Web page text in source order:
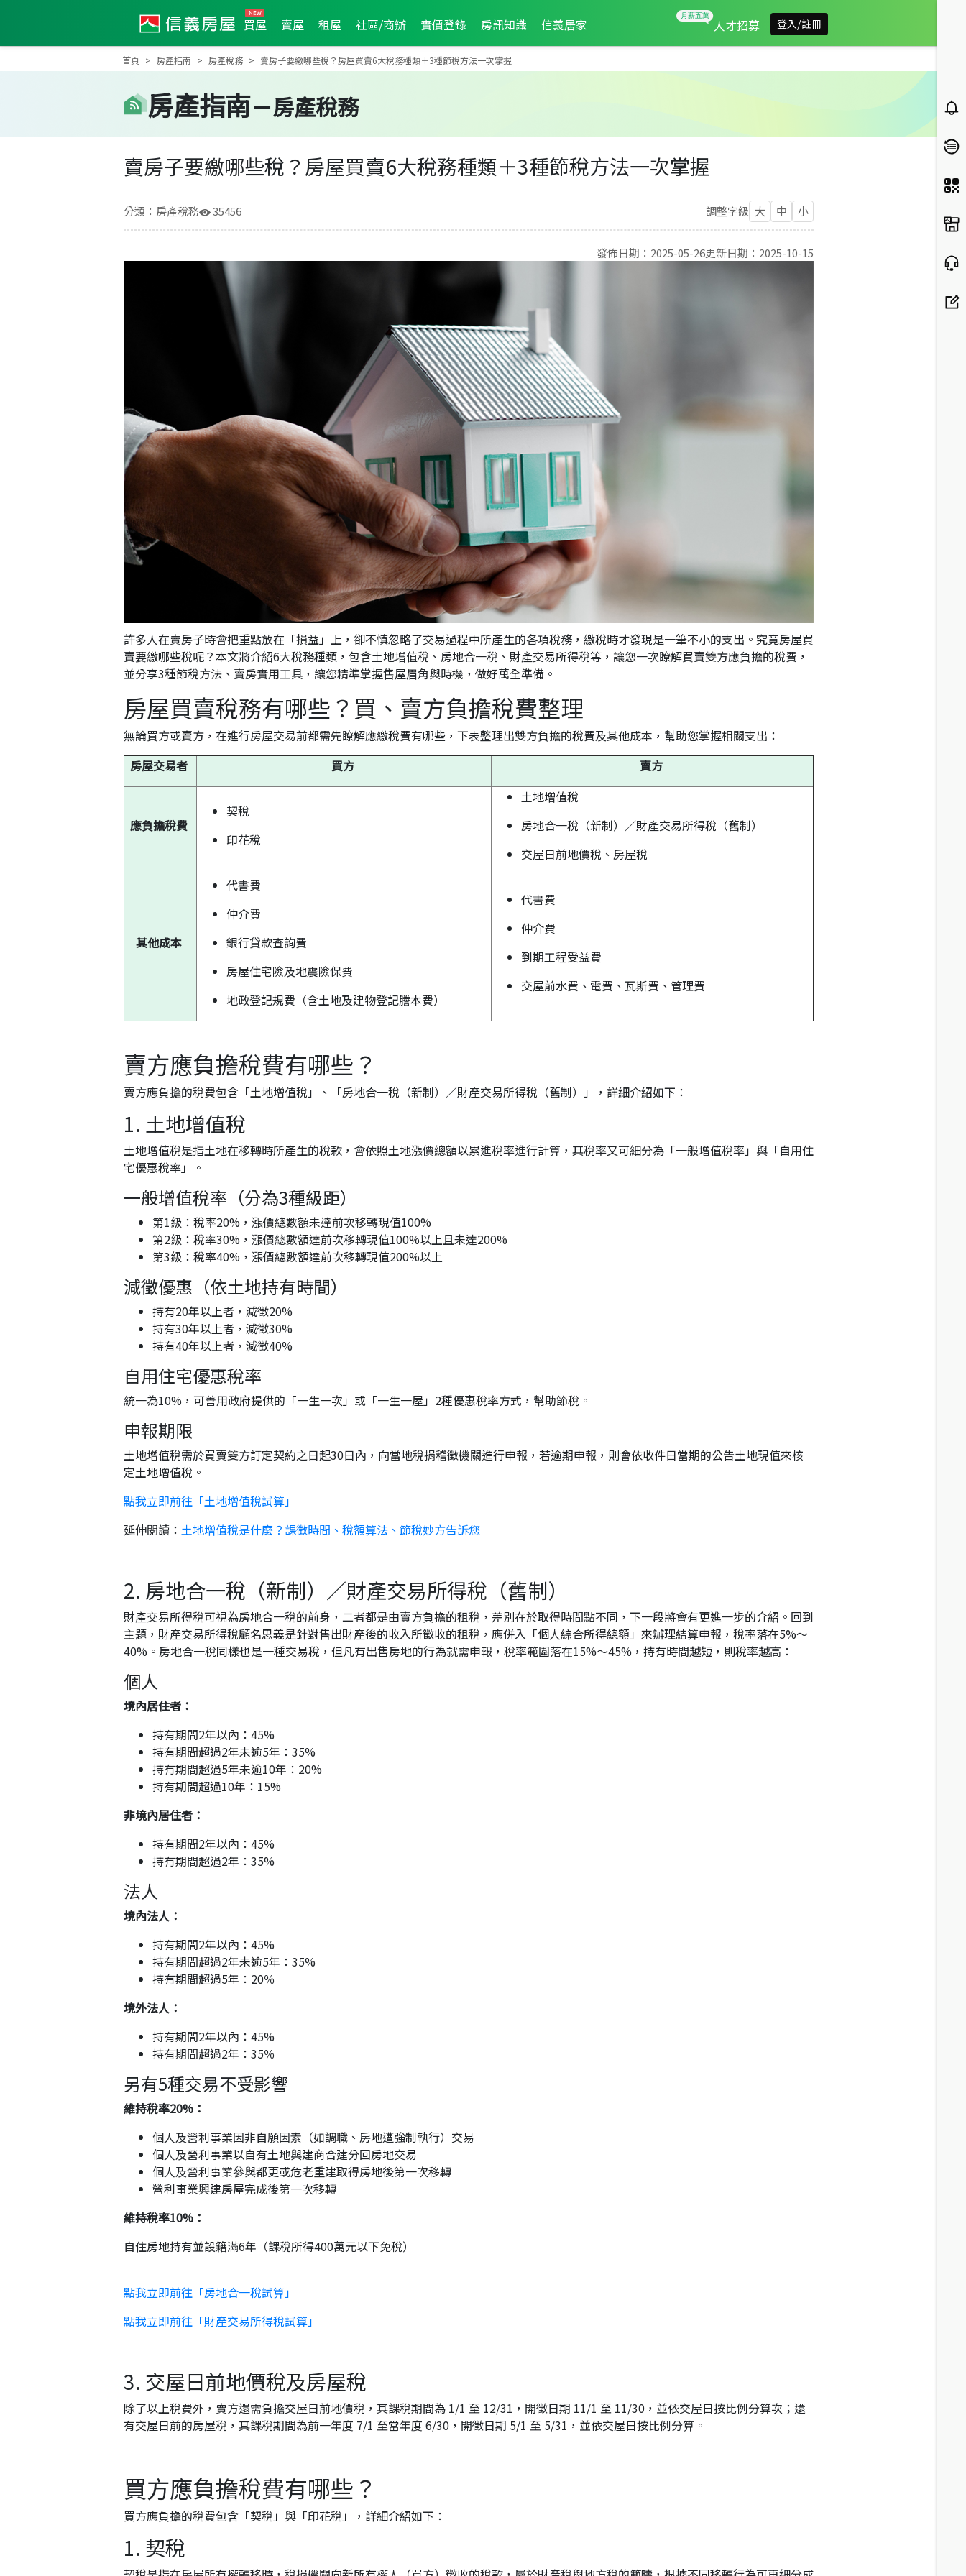
買屋 賣屋 租屋 社區/商辦 實價登錄 房訊知識 信義居家 人才招募 登入/註冊
首頁 房產指南 房產稅務 賣房子要繳哪些稅？房屋買賣6大稅務種類＋3種節稅方法一次掌握
房產指南－房產稅務
賣房子要繳哪些稅？房屋買賣6大稅務種類＋3種節稅方法一次掌握
分類： 房產稅務 35456 調整字級 大 中 小
發佈日期： 2025-05-26更新日期： 2025-10-15
許多人在賣房子時會把重點放在「損益」上，卻不慎忽略了交易過程中所產生的各項稅務，繳稅時才發現是一筆不小的支出。究竟房屋買
賣要繳哪些稅呢？本文將介紹6大稅務種類，包含土地增值稅、房地合一稅、財產交易所得稅等，讓您一次瞭解買賣雙方應負擔的稅費，
並分享3種節稅方法、賣房實用工具，讓您精準掌握售屋眉角與時機，做好萬全準備。
房屋買賣稅務有哪些？買、賣方負擔稅費整理
無論買方或賣方，在進行房屋交易前都需先瞭解應繳稅費有哪些，下表整理出雙方負擔的稅費及其他成本，幫助您掌握相關支出：
房屋交易者
買方 賣方
應負擔稅費
契稅
印花稅
土地增值稅
房地合一稅（新制）／財產交易所得稅（舊制）
交屋日前地價稅、房屋稅
其他成本
代書費
仲介費
銀行貸款查詢費
房屋住宅險及地震險保費
地政登記規費（含土地及建物登記謄本費）
代書費
仲介費
到期工程受益費
交屋前水費、電費、瓦斯費、管理費
賣方應負擔稅費有哪些？
賣方應負擔的稅費包含「土地增值稅」、「房地合一稅（新制）／財產交易所得稅（舊制）」，詳細介紹如下：
1. 土地增值稅
土地增值稅是指土地在移轉時所產生的稅款，會依照土地漲價總額以累進稅率進行計算，其稅率又可細分為「一般增值稅率」與「自用住
宅優惠稅率」。
一般增值稅率（分為3種級距）
第1級：稅率20%，漲價總數額未達前次移轉現值100%
第2級：稅率30%，漲價總數額達前次移轉現值100%以上且未達200%
第3級：稅率40%，漲價總數額達前次移轉現值200%以上
減徵優惠（依土地持有時間）
持有20年以上者，減徵20%
持有30年以上者，減徵30%
持有40年以上者，減徵40%
自用住宅優惠稅率
統一為10%，可善用政府提供的「一生一次」或「一生一屋」2種優惠稅率方式，幫助節稅。
申報期限
土地增值稅需於買賣雙方訂定契約之日起30日內，向當地稅捐稽徵機關進行申報，若逾期申報，則會依收件日當期的公告土地現值來核
定土地增值稅。
點我立即前往「土地增值稅試算」
延伸閱讀： 土地增值稅是什麼？課徵時間、稅額算法、節稅妙方告訴您
2. 房地合一稅（新制）／財產交易所得稅（舊制）
財產交易所得稅可視為房地合一稅的前身，二者都是由賣方負擔的租稅，差別在於取得時間點不同，下一段將會有更進一步的介紹。回到
主題，財產交易所得稅顧名思義是針對售出財產後的收入所徵收的租稅，應併入「個人綜合所得總額」來辦理結算申報，稅率落在5%～
40%。房地合一稅同樣也是一種交易稅，但凡有出售房地的行為就需申報，稅率範圍落在15%～45%，持有時間越短，則稅率越高：
個人
境內居住者：
持有期間2年以內：45%
持有期間超過2年未逾5年：35%
持有期間超過5年未逾10年：20%
持有期間超過10年：15%
非境內居住者：
持有期間2年以內：45%
持有期間超過2年：35%
法人
境內法人：
持有期間2年以內：45%
持有期間超過2年未逾5年：35%
持有期間超過5年：20％
境外法人：
持有期間2年以內：45%
持有期間超過2年：35％
另有5種交易不受影響
維持稅率20%：
個人及營利事業因非自願因素（如調職、房地遭強制執行）交易
個人及營利事業以自有土地與建商合建分回房地交易
個人及營利事業參與都更或危老重建取得房地後第一次移轉
營利事業興建房屋完成後第一次移轉
維持稅率10%：
自住房地持有並設籍滿6年（課稅所得400萬元以下免稅）
點我立即前往「房地合一稅試算」
點我立即前往「財產交易所得稅試算」
3. 交屋日前地價稅及房屋稅
除了以上稅費外，賣方還需負擔交屋日前地價稅，其課稅期間為 1/1 至 12/31，開徵日期 11/1 至 11/30，並依交屋日按比例分算次；還
有交屋日前的房屋稅，其課稅期間為前一年度 7/1 至當年度 6/30，開徵日期 5/1 至 5/31，並依交屋日按比例分算。
買方應負擔稅費有哪些？
買方應負擔的稅費包含「契稅」與「印花稅」，詳細介紹如下：
1. 契稅